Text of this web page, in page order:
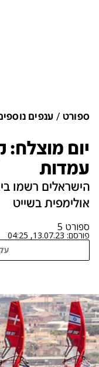
ספורט ענפים
יום מוצלח:
עמדות
הישראלים רשמו
אולימפית בשייט
ספורט 5
פורסם: 13.07.23, 04:25